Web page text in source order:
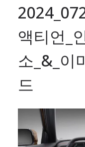
액티언_
소_&_이
드